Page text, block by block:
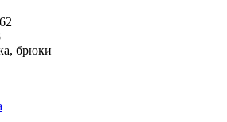
брюки